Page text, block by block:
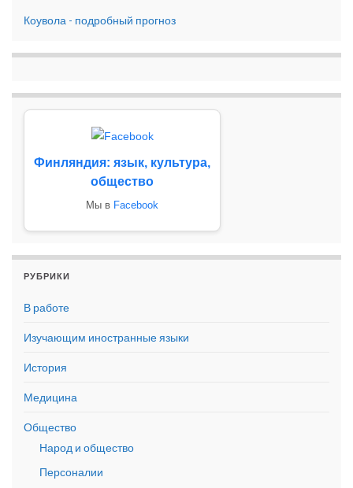
Коувола - подробный прогноз
Финляндия: язык, культура,
общество
Мы в Facebook
РУБРИКИ
В работе
Изучающим иностранные языки
История
Медицина
Общество
Народ и общество
Персоналии